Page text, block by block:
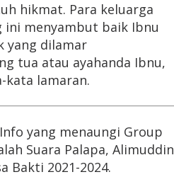
hikmat. Para keluarga
ini menyambut baik Ibnu
yang dilamar
tua atau ayahanda Ibnu,
kata lamaran.
yang menaungi Group
Suara Palapa, Alimuddin
Bakti 2021-2024.